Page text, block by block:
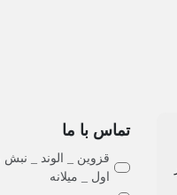
تماس با ما
قزوین _ الوند _ نبش
اول _ میلانه